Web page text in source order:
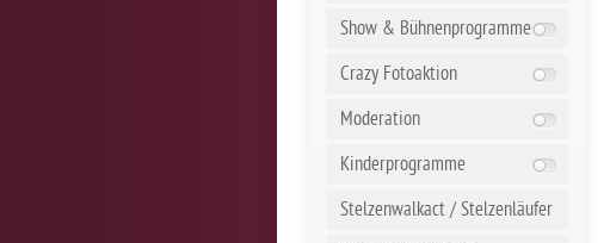
Show & Bühnenprogramme
Crazy Fotoaktion
Moderation
Kinderprogramme
Stelzenwalkact / Stelzenläufer